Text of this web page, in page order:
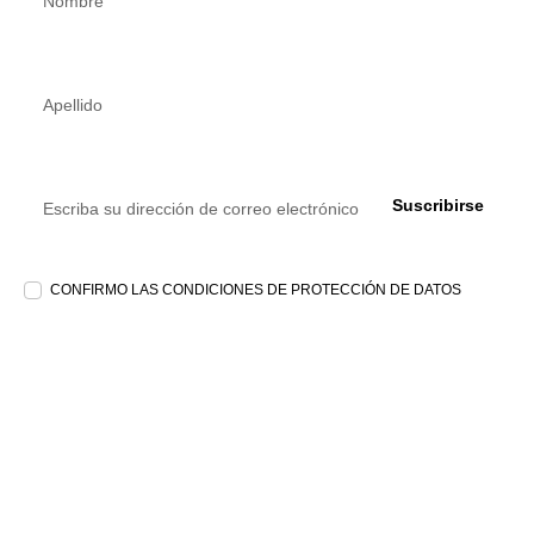
CONFIRMO LAS CONDICIONES DE PROTECCIÓN DE DATOS
Suscribirse